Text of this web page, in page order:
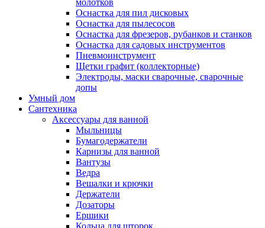
молотков
Оснастка для пил дисковых
Оснастка для пылесосов
Оснастка для фрезеров, рубанков и станков
Оснастка для садовых инструментов
Пневмоинструмент
Щетки графит (коллекторные)
Электроды, маски сварочные, сварочные
допы
Умный дом
Сантехника
Аксессуары для ванной
Мыльницы
Бумагодержатели
Карнизы для ванной
Вантузы
Ведра
Вешалки и крючки
Держатели
Дозаторы
Ершики
Кольца для шторок